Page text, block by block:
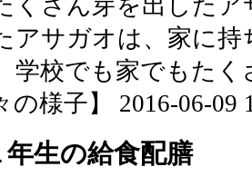
くさん芽を出した
アサガオは、家に
学校でも家でもた
の様子】 2016-06-09
年生の給食配膳